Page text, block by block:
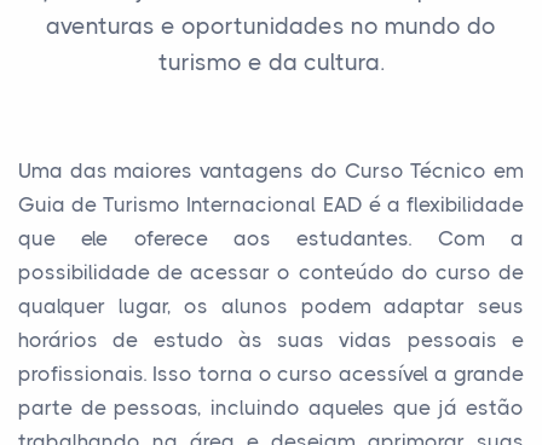
aventuras e oportunidades no mundo do
turismo e da cultura.
Uma das maiores vantagens do Curso Técnico em
Guia de Turismo Internacional EAD é a flexibilidade
que ele oferece aos estudantes. Com a
possibilidade de acessar o conteúdo do curso de
qualquer lugar, os alunos podem adaptar seus
horários de estudo às suas vidas pessoais e
profissionais. Isso torna o curso acessível a grande
parte de pessoas, incluindo aqueles que já estão